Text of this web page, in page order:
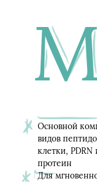
Основной
видов
клетки,
протеин
Для